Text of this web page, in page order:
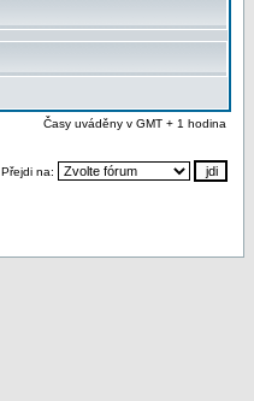
Časy uváděny v GMT + 1 hodina
Přejdi na: